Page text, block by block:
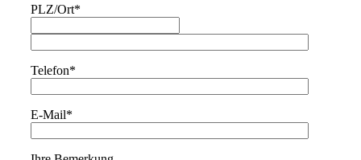
PLZ/Ort*
Telefon*
E-Mail*